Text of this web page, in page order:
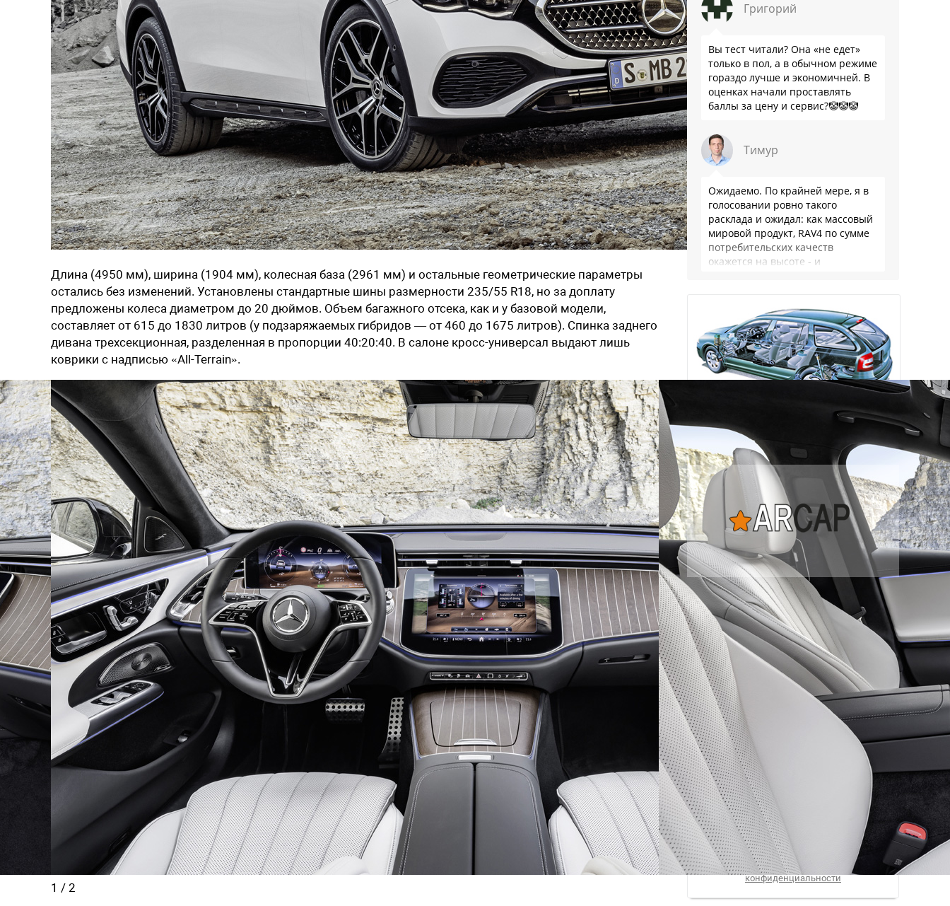
Длина (4950 мм), ширина (1904 мм), колесная база (2961 мм) и остальные геометрические параметры
остались без изменений. Установлены стандартные шины размерности 235/55 R18, но за доплату
предложены колеса диаметром до 20 дюймов. Объем багажного отсека, как и у базовой модели,
составляет от 615 до 1830 литров (у подзаряжаемых гибридов — от 460 до 1675 литров). Спинка заднего
дивана трехсекционная, разделенная в пропорции 40:20:40. В салоне кросс-универсал выдают лишь
коврики с надписью «All-Terrain».
1 / 2
Григорий
Вы тест читали? Она «не едет»
только в пол, а в обычном режиме
гораздо лучше и экономичней. В
оценках начали проставлять
баллы за цену и сервис?🤡🤡🤡
Тимур
Ожидаемо. По крайней мере, я в
голосовании ровно такого
расклада и ожидал: как массовый
мировой продукт, RAV4 по сумме
потребительских качеств
окажется на высоте - и
подержанных автомобилей
Лучшие материалы Авторевю — в
вашем почтовом ящике
Предоставляя e-mail, вы подтверждаете
свое согласие с условиями
политики
конфиденциальности